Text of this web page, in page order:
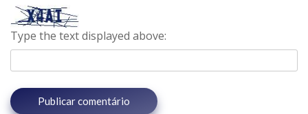
Type the text displayed above: